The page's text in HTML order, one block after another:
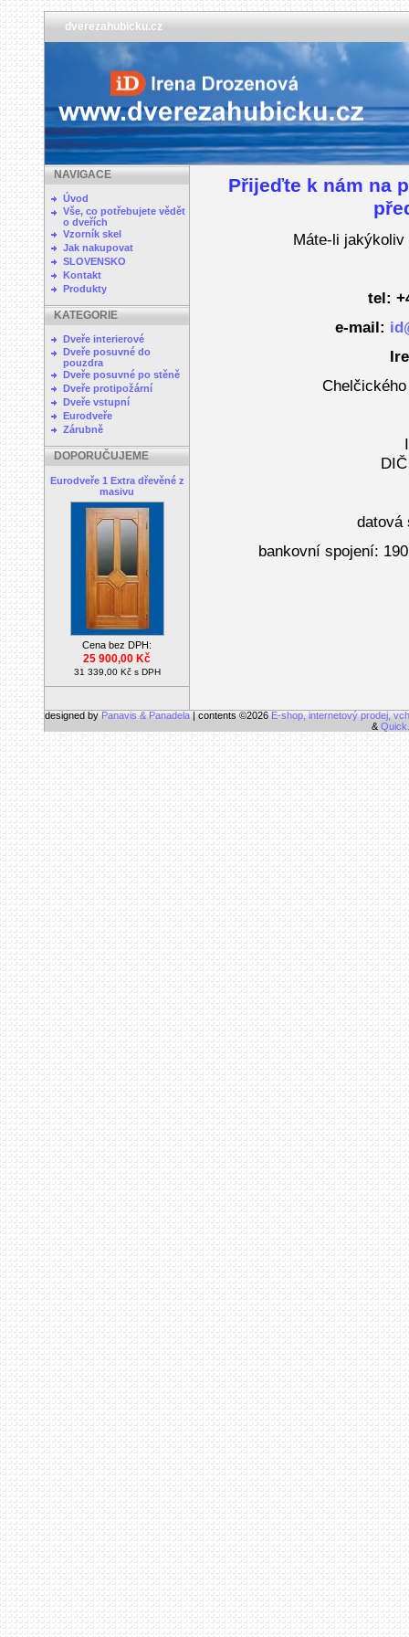
dverezahubicku.cz
NAVIGACE
Úvod
Vše, co potřebujete vědět
o dveřích
Vzorník skel
Jak nakupovat
SLOVENSKO
Kontakt
Produkty
KATEGORIE
Dveře interierové
Dveře posuvné do
pouzdra
Dveře posuvné po stěně
Dveře protipožární
Dveře vstupní
Eurodveře
Zárubně
DOPORUČUJEME
Eurodveře 1 Extra dřevěné z
masivu
Cena bez DPH:
25 900,00 Kč
31 339,00 Kč s DPH
Přijeďte k nám na
Máte-li
tel:
e-mail:
datová
bankovní spojení:
designed by Panavis & Panadela | contents ©2026 E-shop, internetový prodej,
&